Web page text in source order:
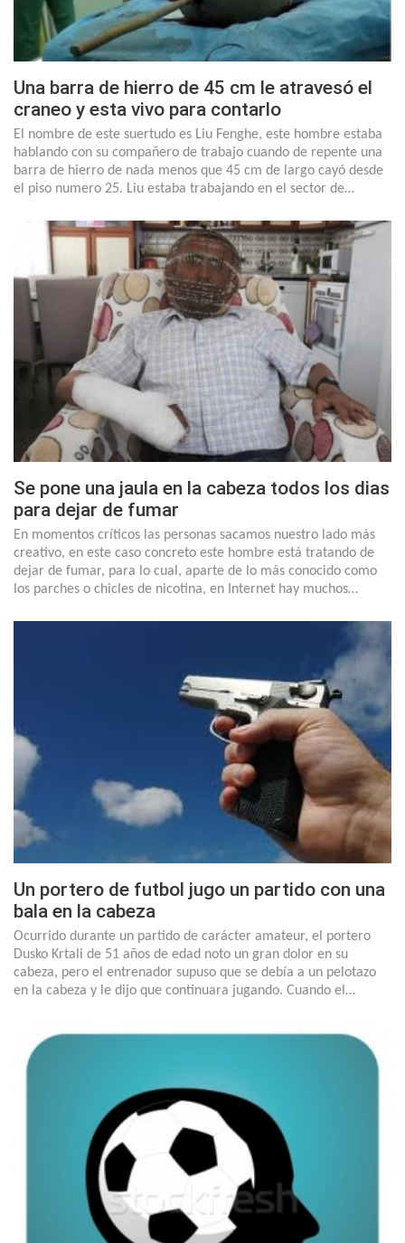
Una barra de hierro de 45 cm le atravesó el
craneo y esta vivo para contarlo
El nombre de este suertudo es Liu Fenghe, este hombre estaba
hablando con su compañero de trabajo cuando de repente una
barra de hierro de nada menos que 45 cm de largo cayó desde
el piso numero 25. Liu estaba trabajando en el sector de…
Se pone una jaula en la cabeza todos los dias
para dejar de fumar
En momentos críticos las personas sacamos nuestro lado más
creativo, en este caso concreto este hombre está tratando de
dejar de fumar, para lo cual, aparte de lo más conocido como
los parches o chicles de nicotina, en Internet hay muchos…
Un portero de futbol jugo un partido con una
bala en la cabeza
Ocurrido durante un partido de carácter amateur, el portero
Dusko Krtali de 51 años de edad noto un gran dolor en su
cabeza, pero el entrenador supuso que se debía a un pelotazo
en la cabeza y le dijo que continuara jugando. Cuando el…